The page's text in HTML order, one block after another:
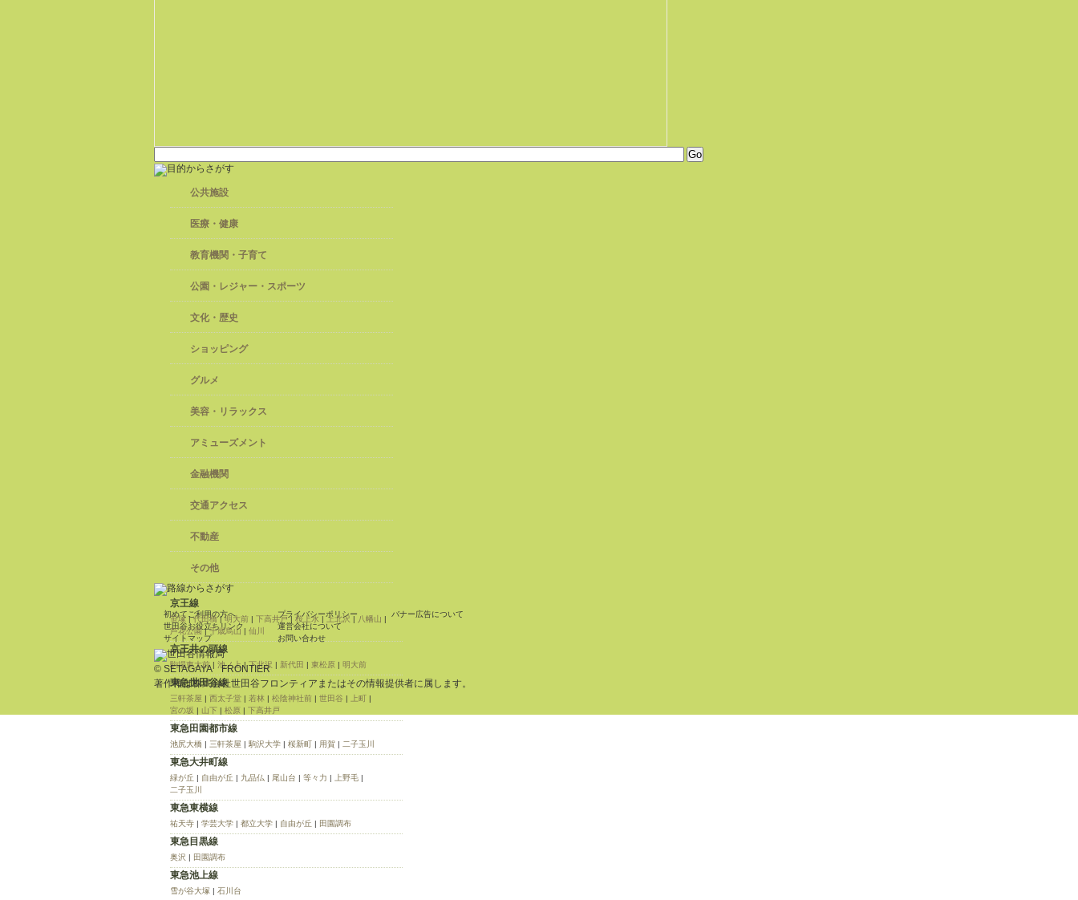
公共施設
医療・健康
教育機関・子育て
公園・レジャー・スポーツ
文化・歴史
ショッピング
グルメ
美容・リラックス
アミューズメント
金融機関
交通アクセス
不動産
その他
京王線
笹塚 |代田橋|明大前 | 下高井戸| 桜上水 |上北沢 | 八幡山 |
芦花公園|千歳烏山 | 仙川
京王井の頭線
駒場東大前| 池ノ上|下北沢 | 新代田 | 東松原 | 明大前
東急世田谷線
三軒茶屋 | 西太子堂 | 若林 | 松陰神社前 | 世田谷 | 上町 |
宮の坂 | 山下 | 松原 | 下高井戸
東急田園都市線
池尻大橋 | 三軒茶屋 | 駒沢大学 | 桜新町 | 用賀 | 二子玉川
東急大井町線
緑が丘 | 自由が丘 | 九品仏 | 尾山台 | 等々力 | 上野毛 |
二子玉川
東急東横線
祐天寺 | 学芸大学 | 都立大学 | 自由が丘 | 田園調布
東急目黒線
奥沢 | 田園調布
東急池上線
雪が谷大塚 | 石川台
初めてご利用の方へ
世田谷お役立ちリンク
サイトマップ
プライバシーポリシー
運営会社について
お問い合わせ
バナー広告について
© SETAGAYA FRONTIER
著作権は株式会社世田谷フロンティアまたはその情報提供者に属します。